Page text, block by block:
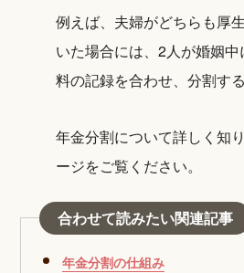
例えば、夫婦がどちらも厚
いた場合には、2人が婚姻
料の記録を合わせ、分割す
年金分割について詳しく知
ージをご覧ください。
合わせて読みたい関連記事
年金分割の仕組み